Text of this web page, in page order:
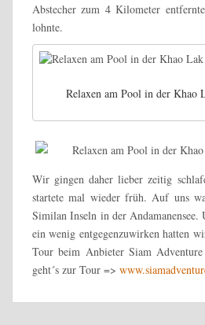
Abstecher zum 4 Kilometer
lohnte.
Relaxen am Pool in der Khao
Wir gingen daher lieber zeitig
startete mal wieder früh. Auf uns
Similan Inseln in der Andamanensee.
ein wenig entgegenzuwirken hatten
Tour beim Anbieter Siam
geht´s zur Tour =>